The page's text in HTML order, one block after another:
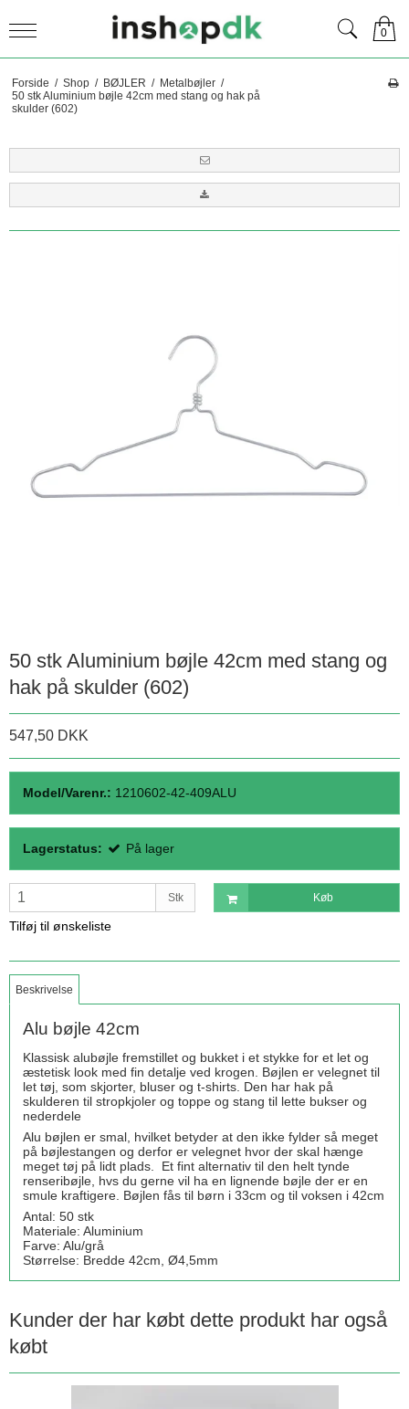
0
Forside / Shop / BØJLER / Metalbøjler /
50 stk Aluminium bøjle 42cm med stang og hak på
skulder (602)
50 stk Aluminium bøjle 42cm med stang og
hak på skulder (602)
547,50 DKK
Model/Varenr.: 1210602-42-409ALU
Lagerstatus: På lager
Stk Køb
Tilføj til ønskeliste
Beskrivelse
Alu bøjle 42cm
Klassisk alubøjle fremstillet og bukket i et stykke for et let og
æstetisk look med fin detalje ved krogen. Bøjlen er velegnet til
let tøj, som skjorter, bluser og t-shirts. Den har hak på
skulderen til stropkjoler og toppe og stang til lette bukser og
nederdele
Alu bøjlen er smal, hvilket betyder at den ikke fylder så meget
på bøjlestangen og derfor er velegnet hvor der skal hænge
meget tøj på lidt plads. Et fint alternativ til den helt tynde
renseribøjle, hvs du gerne vil ha en lignende bøjle der er en
smule kraftigere. Bøjlen fås til børn i 33cm og til voksen i 42cm
Antal: 50 stk
Materiale: Aluminium
Farve: Alu/grå
Størrelse: Bredde 42cm, Ø4,5mm
Kunder der har købt dette produkt har også
købt